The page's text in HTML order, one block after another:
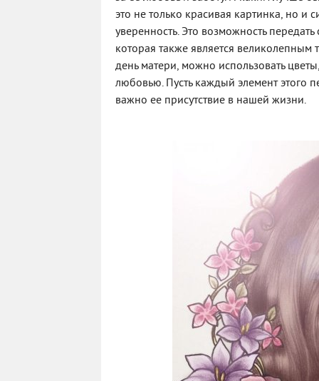
это не только красивая картинка, но и
уверенность. Это возможность
которая также является
день матери, можно использовать
любовью. Пусть каждый элемент этого
важно ее присутствие в нашей жизни.